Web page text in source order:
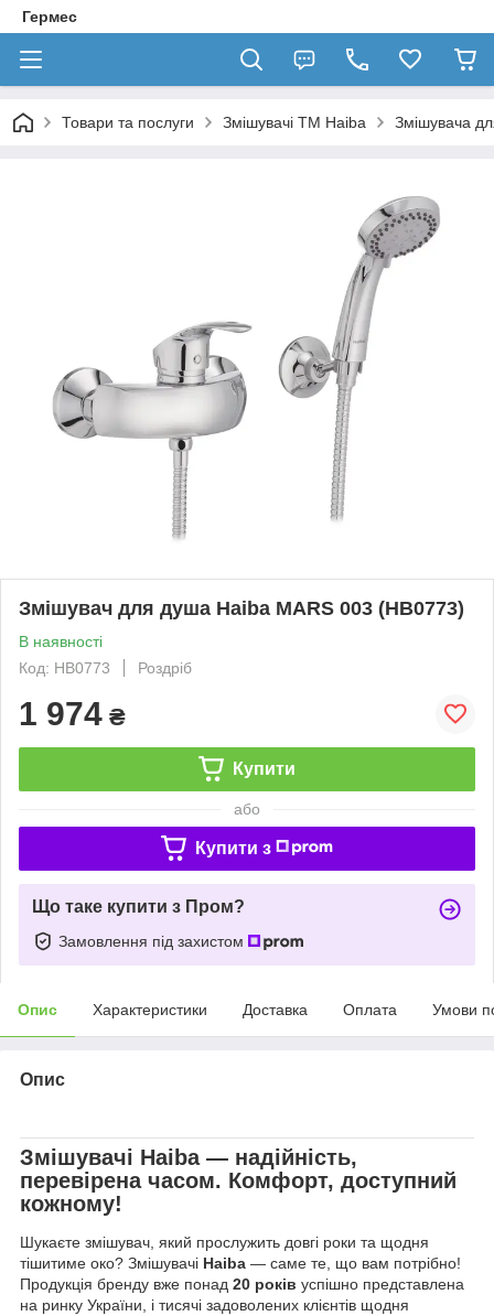
Гермес
Товари та послуги Змішувачі ТМ Haiba Змішувача
Змішувач для душа Haiba MARS 003 (HB0773)
В наявності
Код: HB0773
Роздріб
1 974 ₴
Купити
або
Купити з
Що таке купити з Пром?
Замовлення під захистом
Опис Характеристики Доставка Оплата Умови
Опис
Змішувачі Haiba— надійність,
перевірена часом. Комфорт, доступний
кожному!
Шукаєте змішувач, який прослужить довгі роки та щодня
тішитиме око? Змішувачі Haiba — саме те, що вам потрібно!
Продукція бренду вже понад 20 років успішно представлена
на ринку України, і тисячі задоволених клієнтів щодня